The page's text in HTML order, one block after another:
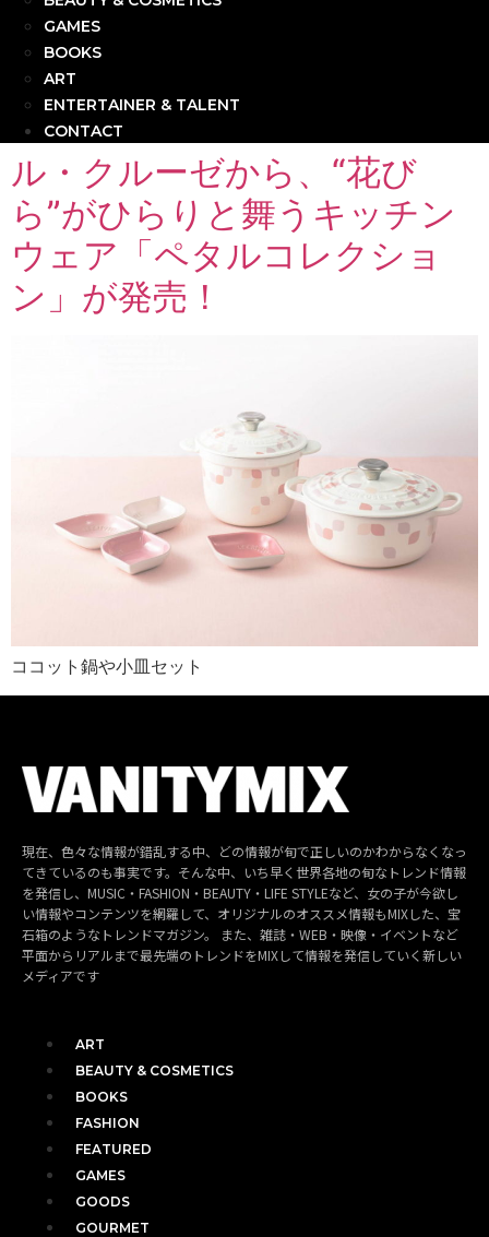
GAMES
BOOKS
ART
ENTERTAINER & TALENT
CONTACT
ル・クルーゼから、“花び
ら”がひらりと舞うキッチン
ウェア「ペタルコレクショ
ン」が発売！
ココット鍋や小皿セット
現在、色々な情報が錯乱する中、どの情報が旬で正しいのかわからなくなっ
てきているのも事実です。そんな中、いち早く世界各地の旬なトレンド情報
を発信し、MUSIC・FASHION・BEAUTY・LIFE STYLEなど、女の子が今欲し
い情報やコンテンツを網羅して、オリジナルのオススメ情報もMIXした、宝
石箱のようなトレンドマガジン。 また、雑誌・WEB・映像・イベントなど
平面からリアルまで最先端のトレンドをMIXして情報を発信していく新しい
メディアです
ART
BEAUTY & COSMETICS
BOOKS
FASHION
FEATURED
GAMES
GOODS
GOURMET